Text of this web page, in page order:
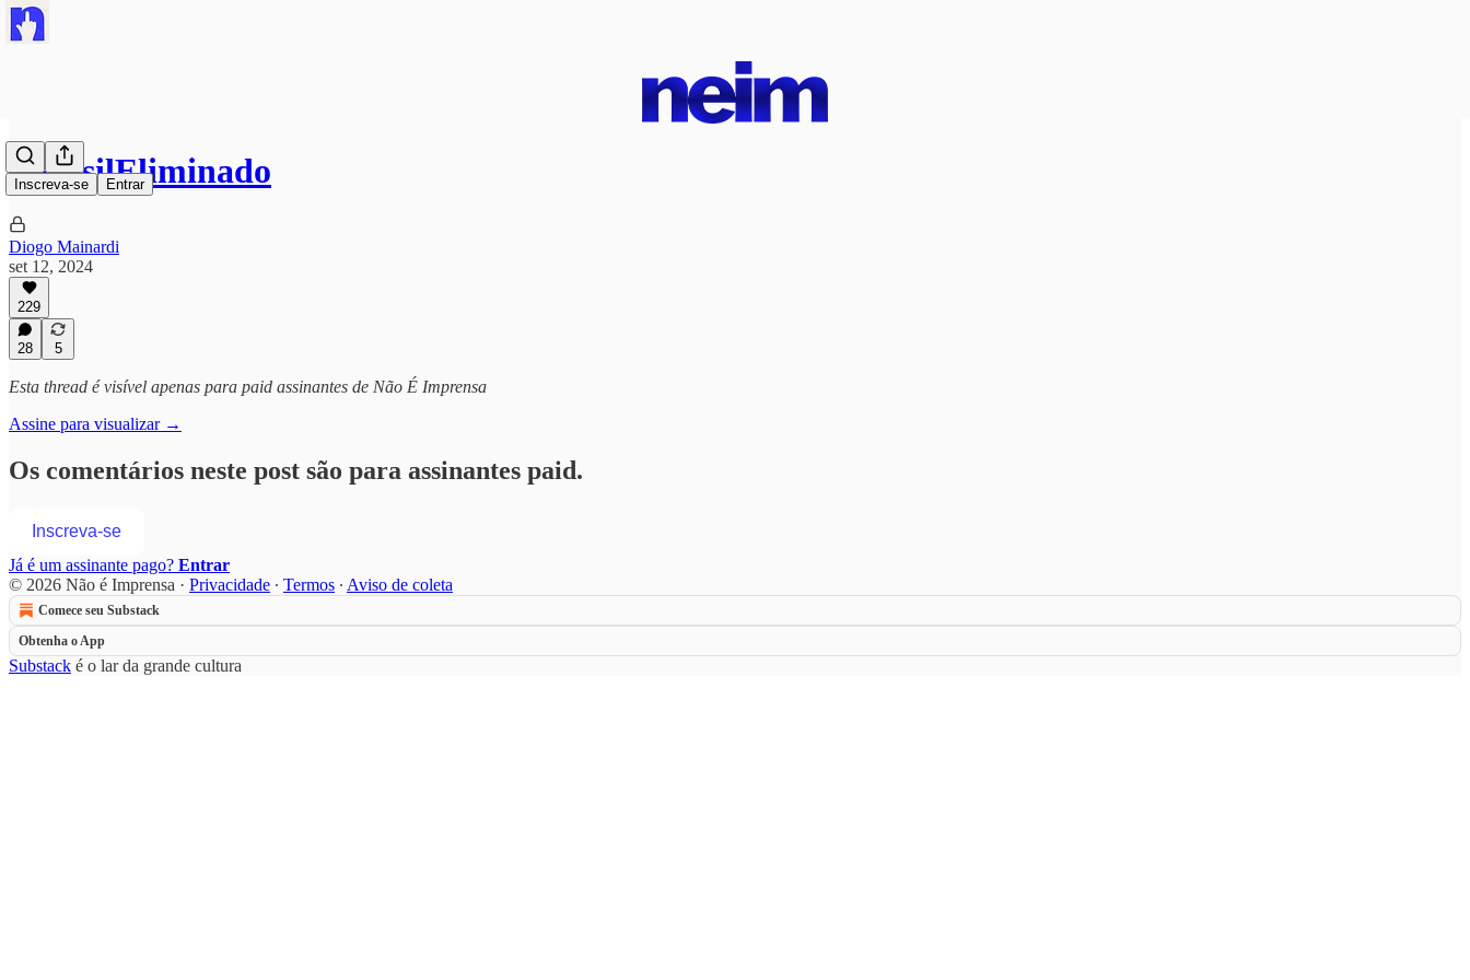
Inscreva-se Entrar
#BrasilEliminado
Diogo Mainardi
set 12, 2024
229
28 5
Esta thread é visível apenas para paid assinantes de Não É Imprensa
Assine para visualizar →
Os comentários neste post são para assinantes paid.
Inscreva-se
Já é um assinante pago? Entrar
© 2026 Não é Imprensa · Privacidade ∙ Termos ∙ Aviso de coleta
Comece seu Substack
Obtenha o App
Substack é o lar da grande cultura